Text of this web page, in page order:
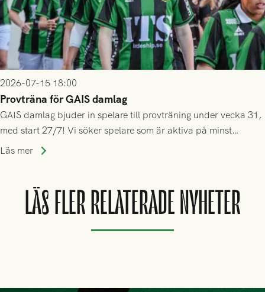
2026-07-15 18:00
Provträna för GAIS damlag
GAIS damlag bjuder in spelare till provträning under vecka 31,
med start 27/7! Vi söker spelare som är aktiva på minst
division 3-nivå.
Läs mer
LÄS FLER RELATERADE NYHETER